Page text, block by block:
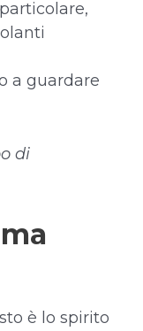
a guardare
di
è lo spirito